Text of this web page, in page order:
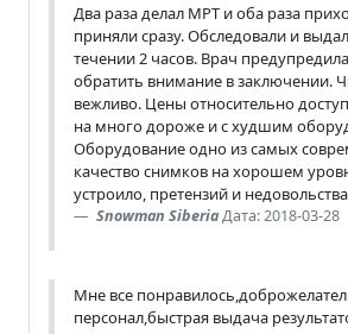
Два раза делал МРТ и оба раза
приняли сразу. Обследовали и
течении 2 часов. Врач
обратить внимание в заключении.
вежливо. Цены относительно
на много дороже и с худшим
Оборудование одно из самых
качество снимков на хорошем
устроило, претензий и
Snowman SiberiaДата: 2018-03-28
Мне все
персонал,быстрая выдача